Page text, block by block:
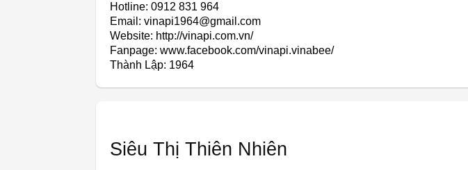
Hotline: 0912 831 964
Email: vinapi1964@gmail.com
Website: http://vinapi.com.vn/
Fanpage: www.facebook.com/vinapi.vinabee/
Thành Lập: 1964
Siêu Thị Thiên Nhiên